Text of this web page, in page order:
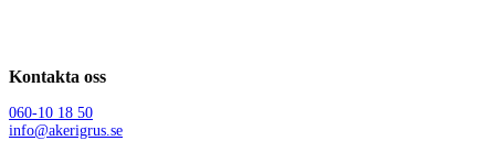
Kontakta oss
060-10 18 50
info@akerigrus.se